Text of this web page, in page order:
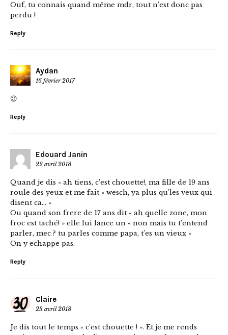
Ouf, tu connais quand même mdr, tout n’est donc pas
perdu !
Reply
Aydan
16 février 2017
😉
Reply
Edouard Janin
22 avril 2018
Quand je dis « ah tiens, c’est chouette!, ma fille de 19 ans
roule des yeux et me fait « wesch, ya plus qu’les veux qui
disent ca… »
Ou quand son frere de 17 ans dit « ah quelle zone, mon
froc est taché! » elle lui lance un « non mais tu t’entend
parler, mec ? tu parles comme papa, t’es un vieux »
On y echappe pas.
Reply
Claire
23 avril 2018
Je dis tout le temps « c’est chouette ! ». Et je me rends